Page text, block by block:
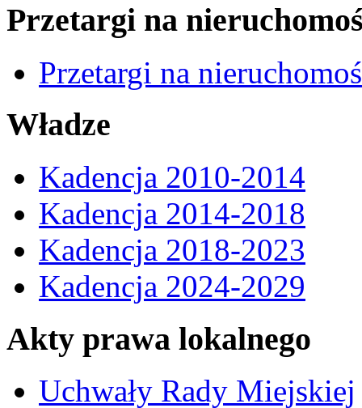
Przetargi na
Przetargi na
Władze
Kadencja 2010-2014
Kadencja 2014-2018
Kadencja 2018-2023
Kadencja 2024-2029
Akty prawa lokalnego
Uchwały Rady Miejskiej